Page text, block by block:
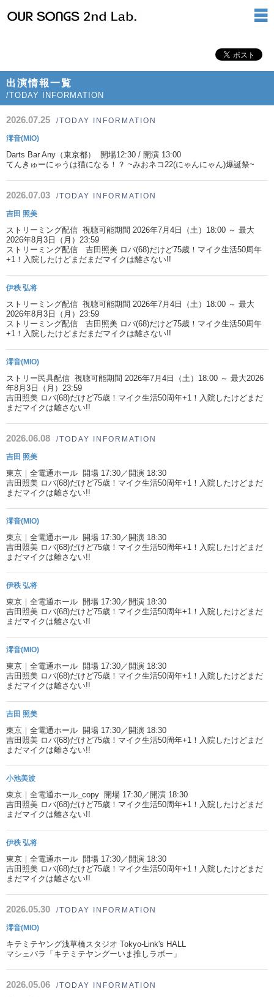
出演情報一覧
/TODAY INFORMATION
2026.07.25 /TODAY INFORMATION
澪音(MIO)
Darts Bar Any（東京都） 開場12:30 / 開演 13:00
てんきゅーにゃうは猫になる！？ ~みおネコ22(にゃんにゃん)爆誕祭~
2026.07.03 /TODAY INFORMATION
吉田 照美
ストリーミング配信 視聴可能期間 2026年7月4日（土）18:00 ～ 最大
2026年8月3日（月）23:59
ストリーミング配信 吉田照美 ロバ(68)だけど75歳！マイク生活50周年
+1！入院したけどまだまだマイクは離さない!!
伊秩 弘将
ストリーミング配信 視聴可能期間 2026年7月4日（土）18:00 ～ 最大
2026年8月3日（月）23:59
ストリーミング配信 吉田照美 ロバ(68)だけど75歳！マイク生活50周年
+1！入院したけどまだまだマイクは離さない!!
澪音(MIO)
ストリー民具配信 視聴可能期間 2026年7月4日（土）18:00 ～ 最大2026
年8月3日（月）23:59
吉田照美 ロバ(68)だけど75歳！マイク生活50周年+1！入院したけどまだ
まだマイクは離さない!!
2026.06.08 /TODAY INFORMATION
吉田 照美
東京｜全電通ホール 開場 17:30／開演 18:30
吉田照美 ロバ(68)だけど75歳！マイク生活50周年+1！入院したけどまだ
まだマイクは離さない!!
澪音(MIO)
東京｜全電通ホール 開場 17:30／開演 18:30
吉田照美 ロバ(68)だけど75歳！マイク生活50周年+1！入院したけどまだ
まだマイクは離さない!!
伊秩 弘将
東京｜全電通ホール 開場 17:30／開演 18:30
吉田照美 ロバ(68)だけど75歳！マイク生活50周年+1！入院したけどまだ
まだマイクは離さない!!
澪音(MIO)
東京｜全電通ホール 開場 17:30／開演 18:30
吉田照美 ロバ(68)だけど75歳！マイク生活50周年+1！入院したけどまだ
まだマイクは離さない!!
吉田 照美
東京｜全電通ホール 開場 17:30／開演 18:30
吉田照美 ロバ(68)だけど75歳！マイク生活50周年+1！入院したけどまだ
まだマイクは離さない!!
小池美波
東京｜全電通ホール_copy 開場 17:30／開演 18:30
吉田照美 ロバ(68)だけど75歳！マイク生活50周年+1！入院したけどまだ
まだマイクは離さない!!
伊秩 弘将
東京｜全電通ホール 開場 17:30／開演 18:30
吉田照美 ロバ(68)だけど75歳！マイク生活50周年+1！入院したけどまだ
まだマイクは離さない!!
2026.05.30 /TODAY INFORMATION
澪音(MIO)
キテミテヤング浅草橋スタジオ Tokyo-Link's HALL
マシェバラ「キテミテヤングーいま推しラボー」
2026.05.06 /TODAY INFORMATION